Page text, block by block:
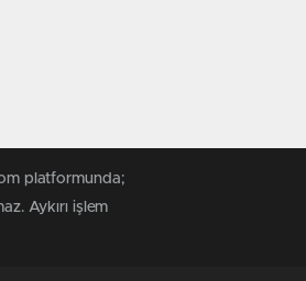
platformunda;
Aykırı işlem